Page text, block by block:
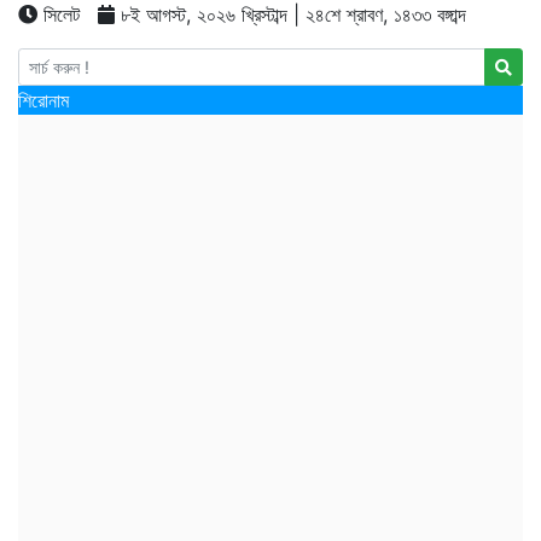
সিলেট ৮ই আগস্ট, ২০২৬ খ্রিস্টাব্দ | ২৪শে শ্রাবণ, ১৪৩৩ বঙ্গাব্দ
শিরোনাম